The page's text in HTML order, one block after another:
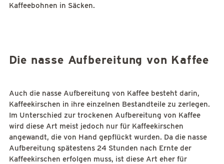
Kaffeebohnen in Säcken.
Die nasse Aufbereitung von Kaffee
Auch die nasse Aufbereitung von Kaffee besteht darin,
Kaffeekirschen in ihre einzelnen Bestandteile zu zerlegen.
Im Unterschied zur trockenen Aufbereitung von Kaffee
wird diese Art meist jedoch nur für Kaffeekirschen
angewandt, die von Hand gepflückt wurden. Da die nasse
Aufbereitung spätestens 24 Stunden nach Ernte der
Kaffeekirschen erfolgen muss, ist diese Art eher für